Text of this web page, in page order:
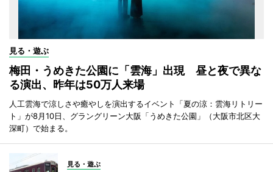
見る・遊ぶ
梅田・うめきた公園に「雲海」出現 昼と夜で異な
る演出、昨年は50万人来場
人工雲海で涼しさや癒やしを演出するイベント「夏の涼：雲海リトリー
ト」が8月10日、グラングリーン大阪「うめきた公園」（大阪市北区大
深町）で始まる。
見る・遊ぶ